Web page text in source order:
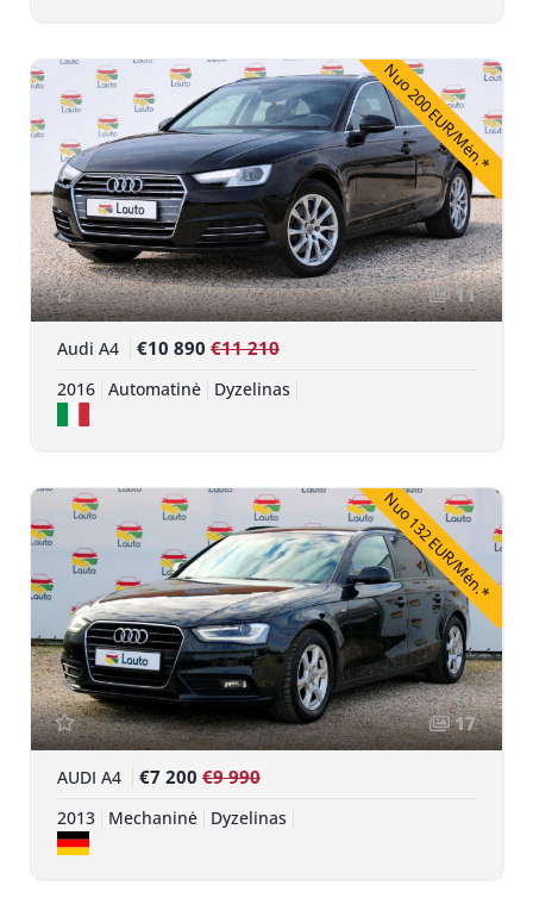
Nuo 200 EUR/Mėn.*
11
Audi A4 €10 890 €11 210
2016 Automatinė Dyzelinas
Nuo 132 EUR/Mėn.*
17
AUDI A4 €7 200 €9 990
2013 Mechaninė Dyzelinas